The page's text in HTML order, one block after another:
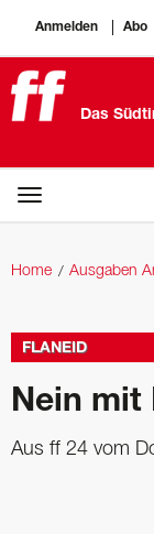
Anmelden Abo
Das
Home Ausgaben
FLANEID
Nein mit
Aus ff 24 vom